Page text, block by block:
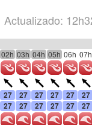
Actualizado:
02h 03h 04h 05h 06h 07h
27 27 27 27 27 27
27 27 27 27 27 27